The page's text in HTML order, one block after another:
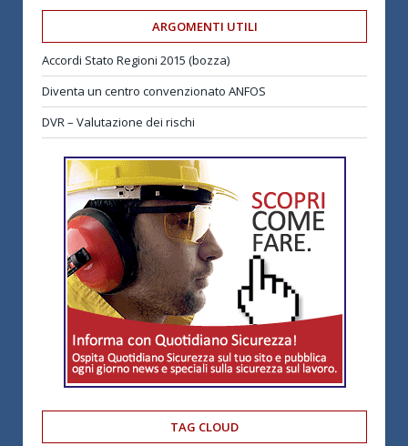
ARGOMENTI UTILI
Accordi Stato Regioni 2015 (bozza)
Diventa un centro convenzionato ANFOS
DVR – Valutazione dei rischi
TAG CLOUD